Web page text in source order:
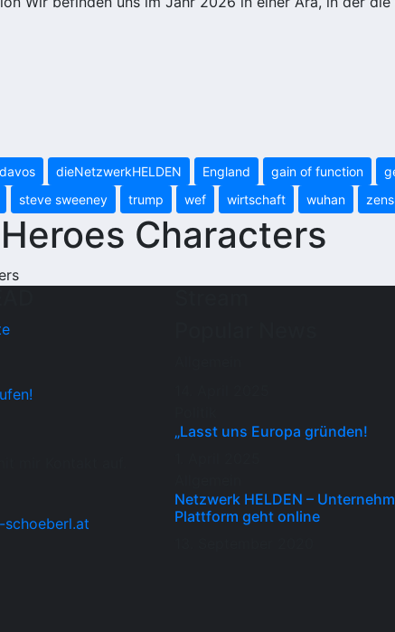
davos dieNetzwerkHELDEN England gain of function
steve sweeney trump wef wirtschaft wuhan
Characters
schoeberl.at
„Lasst uns Europa gründen!
Netzwerk HELDEN –
Plattform geht online